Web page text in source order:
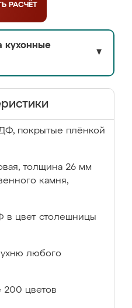
РАСЧЁТ
кухонные
▼
покрытые плёнкой
толщина 26 мм
камня,
в цвет столешницы
любого
200 цветов